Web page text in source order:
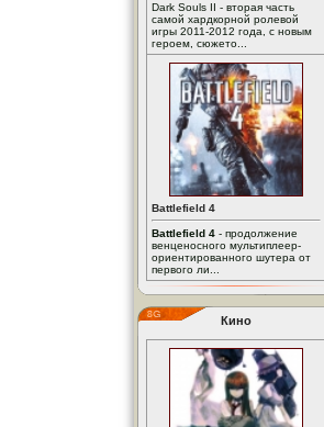
Dark Souls II - вторая часть
самой хардкорной ролевой
игры 2011-2012 года, с новым
героем, сюжето...
Battlefield 4
Battlefield 4 - продолжение
венценосного мультиплеер-
ориентированного шутера от
первого ли...
Кино